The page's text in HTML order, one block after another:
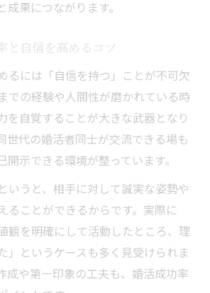
成果につながります。
と自信を高めるコツ
るには「自信を持つ」ことが不可欠
での経験や人間性が磨かれている時
を自覚することが大きな武器となり
世代の婚活者同士が交流できる場も
開示できる環境が整っています。
いうと、相手に対して誠実な姿勢や
ることができるからです。実際に
観を明確にして活動したところ、理
」というケースも多く見受けられま
成や第一印象の工夫も、婚活成功率